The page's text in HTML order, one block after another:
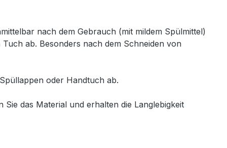
nach dem Gebrauch (mit mildem Spülmittel)
ab. Besonders nach dem Schneiden von
oder Handtuch ab.
das Material und erhalten die Langlebigkeit